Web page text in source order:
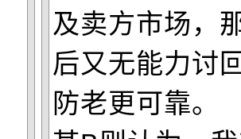
及卖方市场，
后又无能力讨
防老更可靠。